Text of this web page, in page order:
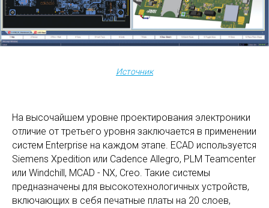
Источник
На высочайшем уровне проектирования электроники
отличие от третьего уровня заключается в применении
систем Enterprise на каждом этапе. ECAD используется
Siemens Xpedition или Cadence Allegro, PLM Teamcenter
или Windchill, MCAD - NX, Creo. Такие системы
предназначены для высокотехнологичных устройств,
включающих в себя печатные платы на 20 слоев,